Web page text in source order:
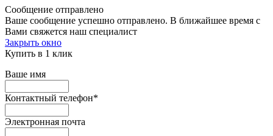
Сообщение отправлено
Ваше сообщение успешно отправлено. В ближайшее время с
Вами свяжется наш специалист
Закрыть окно
Купить в 1 клик
Ваше имя
Контактный телефон*
Электронная почта